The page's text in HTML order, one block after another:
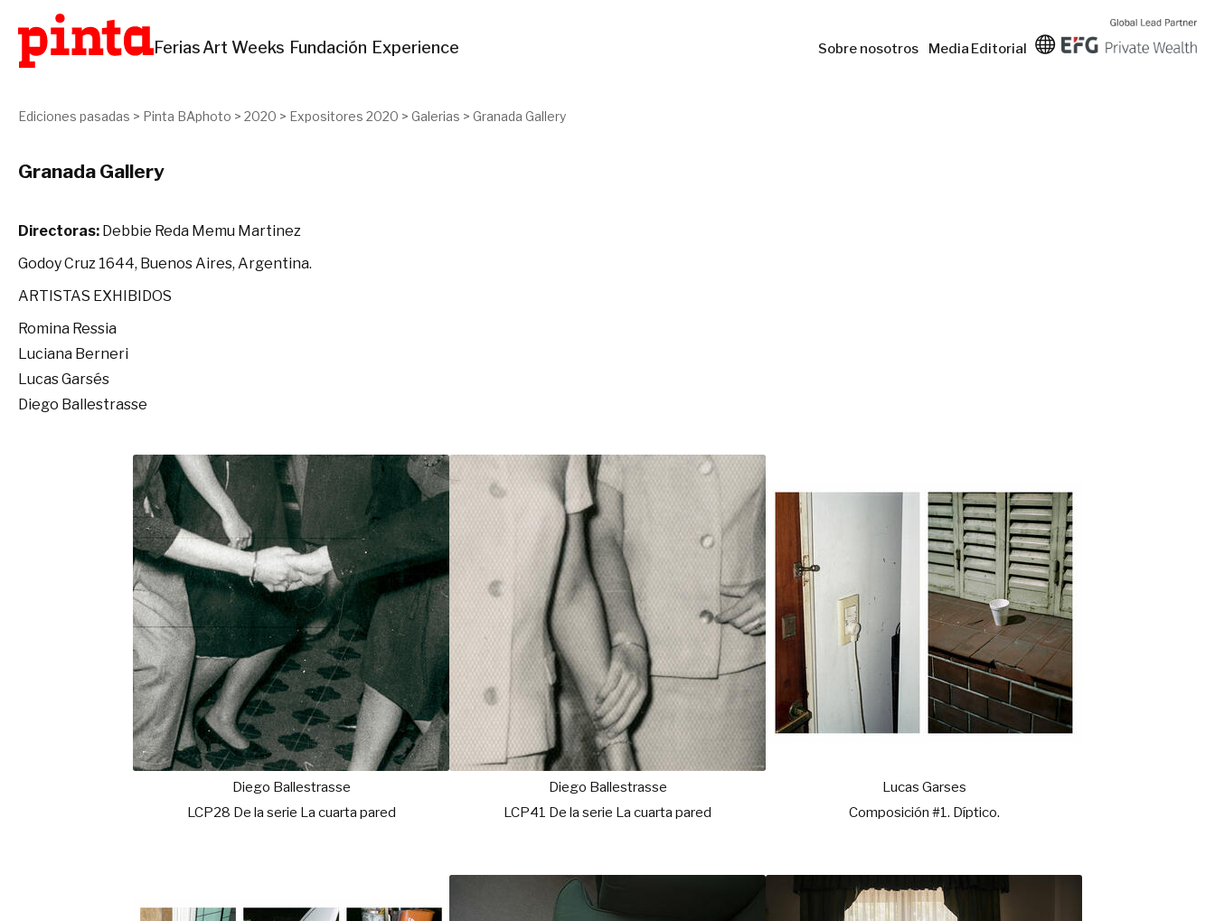
FeriasArt Weeks Fundación Experience Sobre nosotros Media Editorial
Ediciones pasadas > Pinta BAphoto > 2020 > Expositores 2020 > Galerias > Granada Gallery
Granada Gallery
Directoras: Debbie Reda Memu Martinez
Godoy Cruz 1644, Buenos Aires, Argentina.
ARTISTAS EXHIBIDOS
Romina Ressia
Luciana Berneri
Lucas Garsés
Diego Ballestrasse
Diego Ballestrasse
LCP28 De la serie La cuarta pared
Diego Ballestrasse
LCP41 De la serie La cuarta pared
Lucas Garses
Composición #1. Díptico.